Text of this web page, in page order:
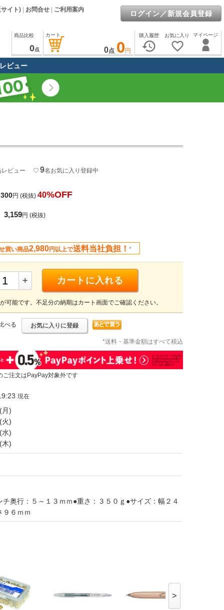
イト) お問合せ ご利用案内 ログイン／新規会員登録
マイページ
お気に入り
favorite_border
購入履歴
history
カート
0点 0 円
商品比較
0点
ビュー
ビュー ♡ 9名 お気に入り登録中
円 (税抜) 40%OFF
3,159円 (税抜)
買い商品2,980円以上で送料当社負担！ *
+ カートに入れる
可能です。不足分の納期はカート画面でご確認ください。
べる お気に入りに登録
*送料・基準金額はすべて税込
注文はPayPay対象外です
現在
(月)
(火)
(水)
(木)
チ奥行：５～１３ｍｍ●重さ：３５０ｇ●サイズ：幅２４
９６ｍｍ
>